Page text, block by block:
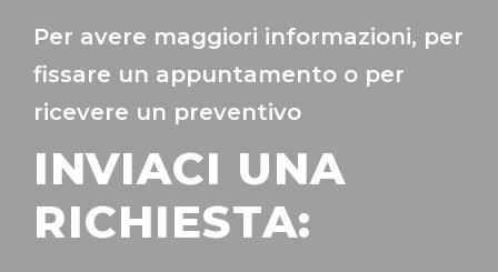
Per avere maggiori informazioni, per
fissare un appuntamento o per
ricevere un preventivo
INVIACI UNA
RICHIESTA: